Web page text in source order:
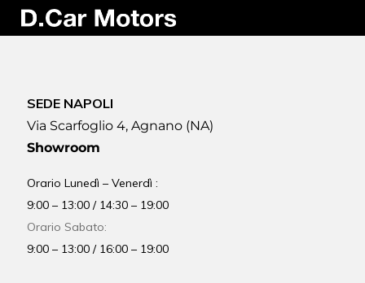
SEDE NAPOLI
Via Scarfoglio 4, Agnano (NA)
Showroom
Orario Lunedì – Venerdì :
9:00 – 13:00 / 14:30 – 19:00
Orario Sabato:
9:00 – 13:00 / 16:00 – 19:00